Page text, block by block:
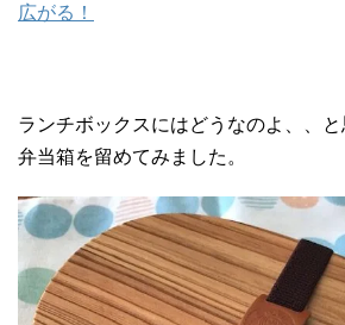
広がる！
ランチボックスにはどうなのよ、、
弁当箱を留めてみました。